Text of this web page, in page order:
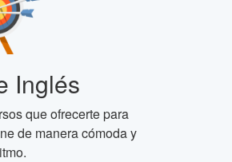
Inglés
que ofrecerte para
de manera cómoda y